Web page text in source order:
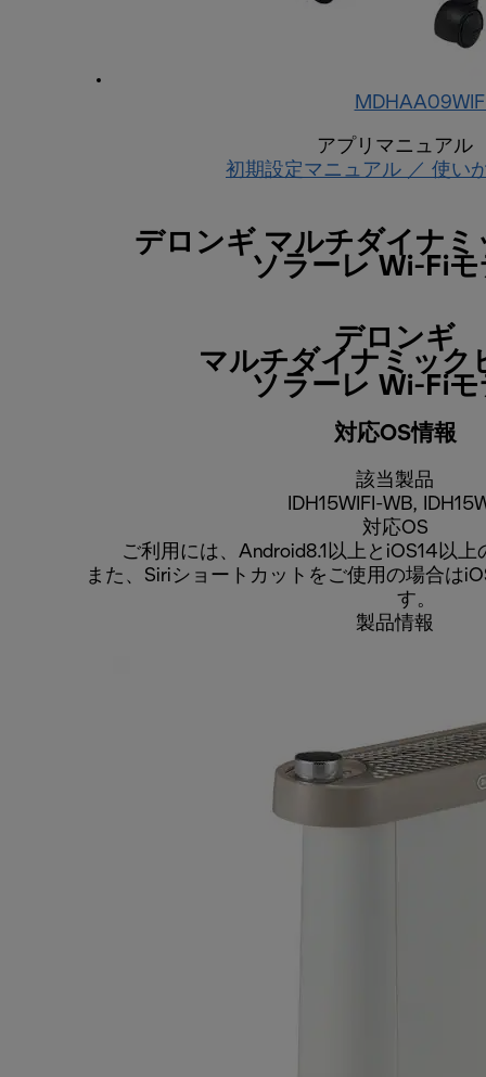
アプリマニュアル
初期設定マニュアル ／ 使い
デロンギ マルチダイナミ
ソラーレ Wi-Fi
デロンギ
マルチダイナミック
ソラーレ Wi-Fi
対応OS情報
該当製品
IDH15WIFI-WB,
対応OS
ご利用には、Android8.1以上とiOS14以
また、Siriショートカットをご使用の場合は
す。
製品情報